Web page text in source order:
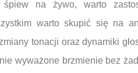
śpiew na żywo, warto
warto skupić się na
tonacji oraz dynamiki
wyważone brzmienie bez